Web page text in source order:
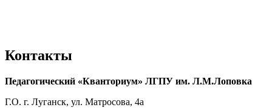
Контакты
Педагогический «Кванториум» ЛГПУ им. Л.М.Лоповка
Г.О. г. Луганск, ул. Матросова, 4а